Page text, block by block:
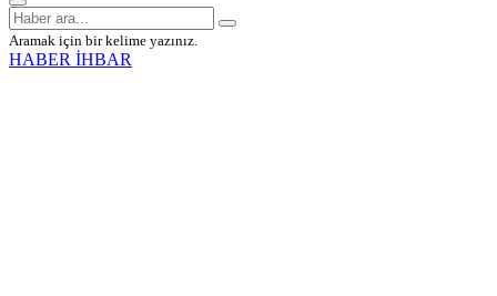
Aramak için bir kelime yazınız.
HABER İHBAR